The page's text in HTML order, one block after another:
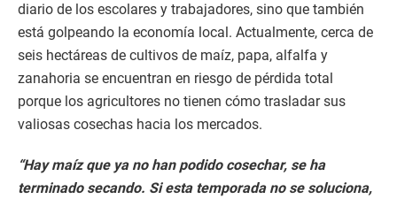
diario de los escolares y trabajadores, sino que también
está golpeando la economía local. Actualmente, cerca de
seis hectáreas de cultivos de maíz, papa, alfalfa y
zanahoria se encuentran en riesgo de pérdida total
porque los agricultores no tienen cómo trasladar sus
valiosas cosechas hacia los mercados.
“Hay maíz que ya no han podido cosechar, se ha
terminado secando. Si esta temporada no se soluciona,